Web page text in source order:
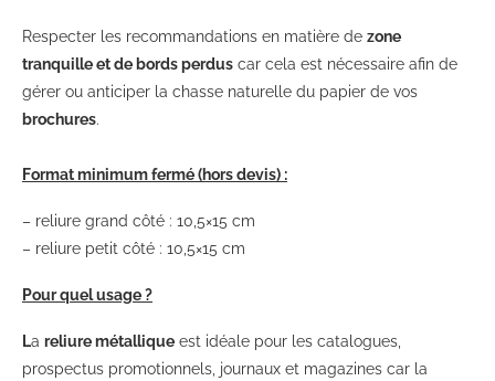
Respecter les recommandations en matière de zone
tranquille et de bords perdus car cela est nécessaire afin de
gérer ou anticiper la chasse naturelle du papier de vos
brochures.
Format minimum fermé (hors devis) :
– reliure grand côté : 10,5×15 cm
– reliure petit côté : 10,5×15 cm
Pour quel usage ?
La reliure métallique est idéale pour les catalogues,
prospectus promotionnels, journaux et magazines car la